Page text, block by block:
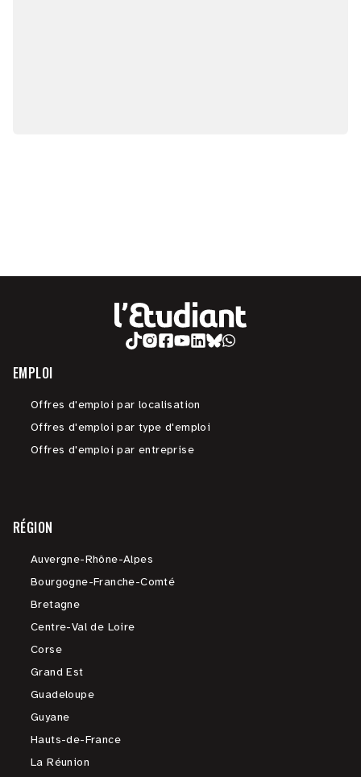
EMPLOI
Offres d'emploi par localisation
Offres d'emploi par type d'emploi
Offres d'emploi par entreprise
RÉGION
Auvergne-Rhône-Alpes
Bourgogne-Franche-Comté
Bretagne
Centre-Val de Loire
Corse
Grand Est
Guadeloupe
Guyane
Hauts-de-France
La Réunion